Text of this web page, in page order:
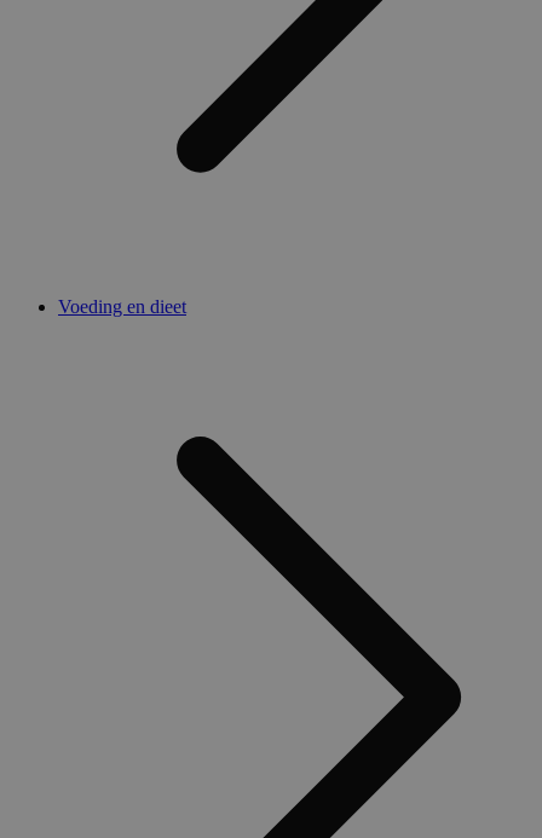
Voeding en dieet